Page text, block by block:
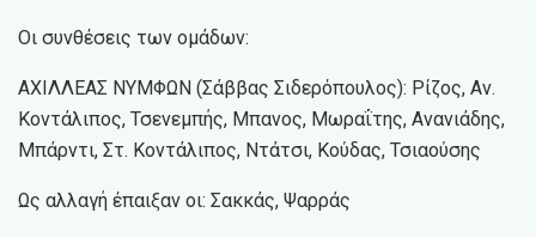
Οι συνθέσεις των ομάδων:
ΑΧΙΛΛΕΑΣ ΝΥΜΦΩΝ (Σάββας Σιδερόπουλος): Ρίζος, Αν.
Κοντάλιπος, Τσενεμπής, Μπανος, Μωραΐτης, Ανανιάδης,
Μπάρντι, Στ. Κοντάλιπος, Ντάτσι, Κούδας, Τσιαούσης
Ως αλλαγή έπαιξαν οι: Σακκάς, Ψαρράς